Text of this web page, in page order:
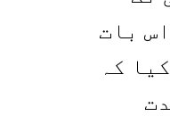
بات
کہ